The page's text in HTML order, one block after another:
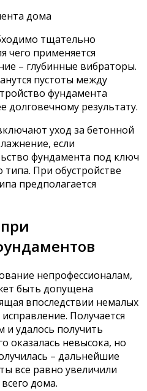
тщательно
чего применяется
– глубинные вибраторы.
пустоты между
фундамента
долговечному результату.
уход за бетонной
если
фундамента под ключ
При обустройстве
предполагается
непрофессионалам,
быть допущена
впоследствии немалых
Получается
и удалось получить
оказалась невысока, но
– дальнейшие
все равно увеличили
дома.